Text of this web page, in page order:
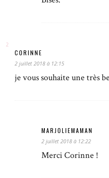
CORINNE
2 juillet 2018 à 12:15
je vous souhaite une très
MARJOLIEMAMAN
2 juillet 2018 à 12:22
Merci Corinne !